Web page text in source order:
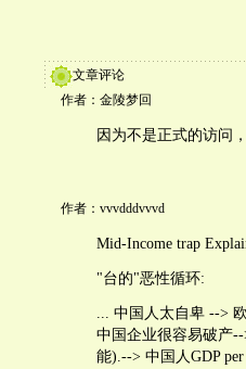
文章评论
作者：金陵梦回
因为不是正式的访问
作者：vvvdddvvvd
Mid-Income trap
"台的"恶性循环:
... 中国人太自卑 -->
中国企业很容易破产
能).--> 中国人GDP